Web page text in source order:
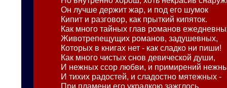
Он лучше держит жар, и под его шумок
Кипит и разговор, как прыткий кипяток.
Как много тайных глав романов
Животрепещущих романов, задушевных,
Которых в книгах нет - как сладко ни пиши!
Как много чистых снов девической души,
И нежных ссор любви, и примирений
И тихих радостей, и сладостно мятежных -
При пламени его украдкою зажглось